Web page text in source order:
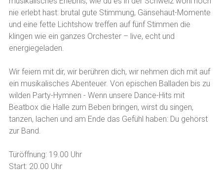
nie erlebt hast: brutal gute Stimmung, Gänsehaut-Momente
und eine fette Lichtshow treffen auf fünf Stimmen die
klingen wie ein ganzes Orchester – live, echt und
energiegeladen.
Wir feiern mit dir, wir berühren dich, wir nehmen dich mit auf
ein musikalisches Abenteuer. Von epischen Balladen bis zu
wilden Party-Hymnen - Wenn unsere Dance-Hits mit
Beatbox die Halle zum Beben bringen, wirst du singen,
tanzen, lachen und am Ende das Gefühl haben: Du gehörst
zur Band.
Türöffnung: 19.00 Uhr
Start: 20.00 Uhr